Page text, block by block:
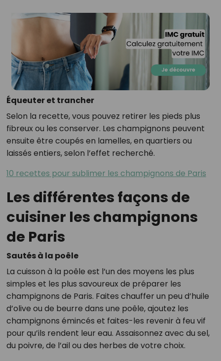
Équeuter et trancher
Selon la recette, vous pouvez retirer les pieds plus
fibreux ou les conserver. Les champignons peuvent
ensuite être coupés en lamelles, en quartiers ou
laissés entiers, selon l’effet recherché.
10 recettes pour sublimer les champignons de Paris
Les différentes façons de
cuisiner les champignons
de Paris
Sautés à la poêle
La cuisson à la poêle est l’un des moyens les plus
simples et les plus savoureux de préparer les
champignons de Paris. Faites chauffer un peu d’huile
d’olive ou de beurre dans une poêle, ajoutez les
champignons émincés et faites-les revenir à feu vif
pour qu’ils rendent leur eau. Assaisonnez avec du sel,
du poivre, de l’ail ou des herbes de votre choix.